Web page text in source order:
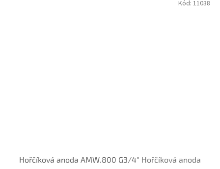
Hořčíková anoda AMW.800 G3/4" Hořčíková anoda
Kód: 11038